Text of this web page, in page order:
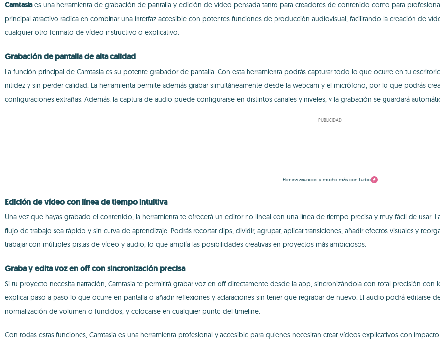
Camtasiaes una herramienta de grabación de pantalla y edición de vídeo pensada tanto para creadores de contenido como para
principal atractivo radica en combinar una interfaz accesible con potentes funciones de producción audiovisual, facilitando la creación de
cualquier otro formato de vídeo instructivo o explicativo.
Grabación de pantalla de alta calidad
La función principal de Camtasia es su potente grabador de pantalla. Con esta herramienta podrás capturar todo lo que ocurre en tu
nitidez y sin perder calidad. La herramienta permite además grabar simultáneamente desde la webcam y el micrófono, por lo que podrás
configuraciones extrañas. Además, la captura de audio puede configurarse en distintos canales y niveles, y la grabación se guardará
PUBLICIDAD
Elimina anuncios y mucho más con Turbo
Edición de vídeo con línea de tiempo intuitiva
Una vez que hayas grabado el contenido, la herramienta te ofrecerá un editor no lineal con una línea de tiempo precisa y muy fácil de
flujo de trabajo sea rápido y sin curva de aprendizaje. Podrás recortar clips, dividir, agrupar, aplicar transiciones, añadir efectos visuales y
trabajar con múltiples pistas de vídeo y audio, lo que amplía las posibilidades creativas en proyectos más ambiciosos.
Graba y edita voz en off con sincronización precisa
Si tu proyecto necesita narración, Camtasia te permitirá grabar voz en off directamente desde la app, sincronizándola con total precisión
explicar paso a paso lo que ocurre en pantalla o añadir reflexiones y aclaraciones sin tener que regrabar de nuevo. El audio podrá editarse
normalización de volumen o fundidos, y colocarse en cualquier punto del timeline.
Con todas estas funciones, Camtasia es una herramienta profesional y accesible para quienes necesitan crear vídeos explicativos con